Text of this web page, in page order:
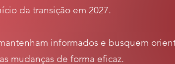
da transição em 2027.
informados e busquem
mudanças de forma eficaz.